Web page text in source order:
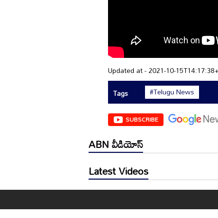
Updated at - 2021-10-
Tags
#Telugu News
SUBSCRIBE
ABN వీడియోస్
Latest Videos